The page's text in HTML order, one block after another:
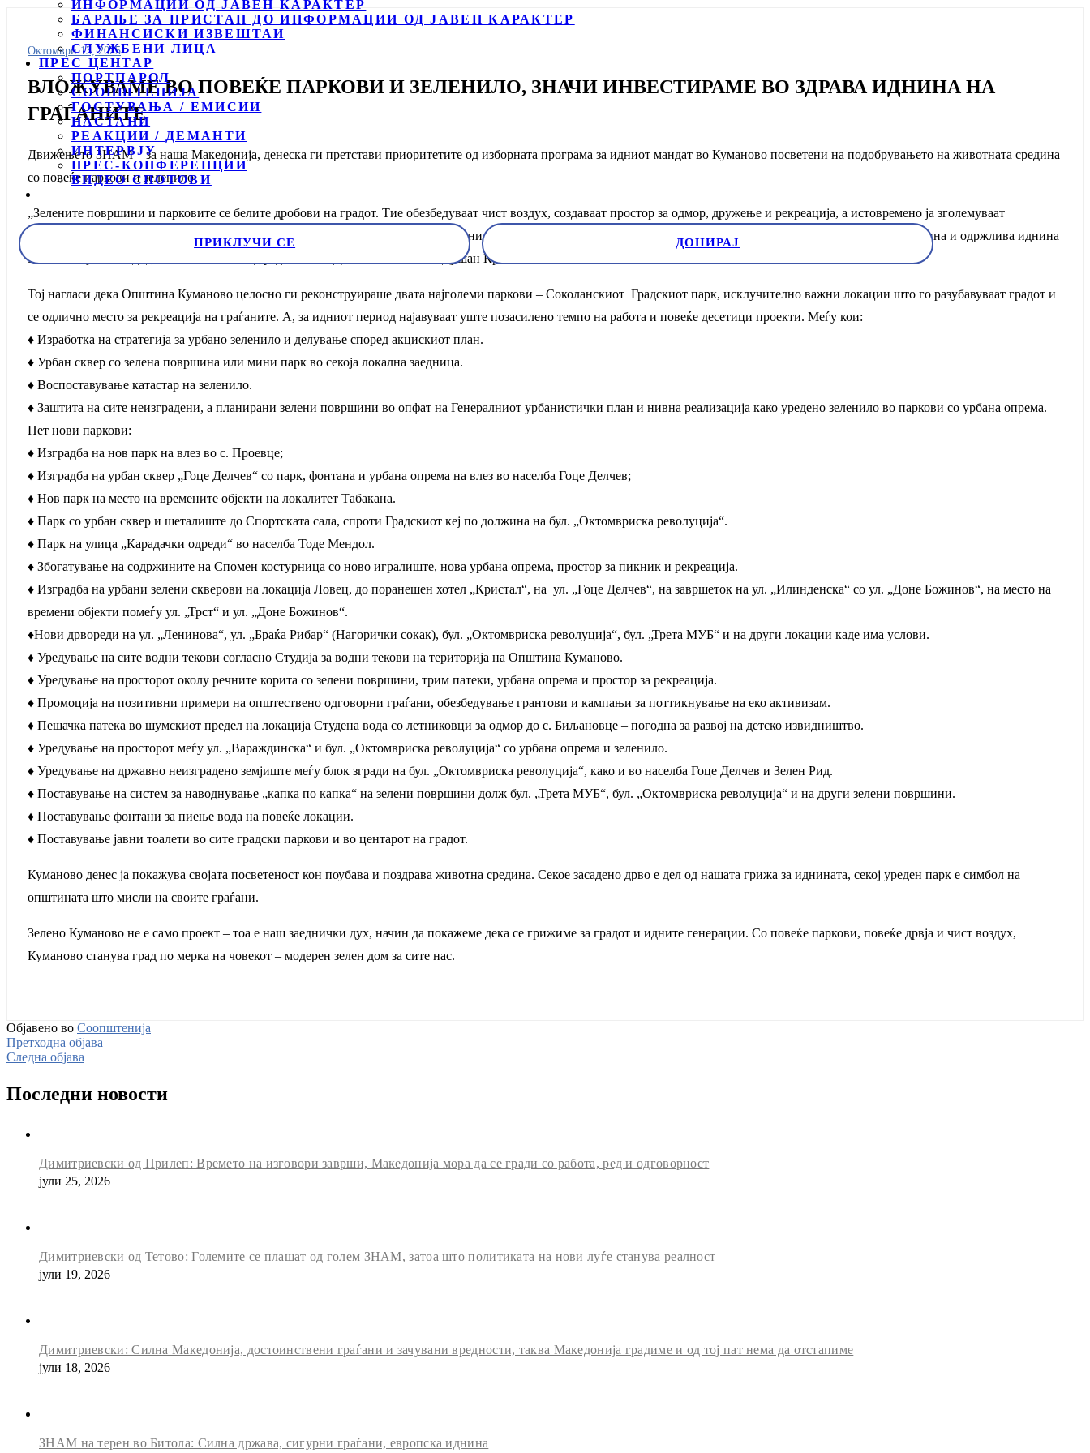
ИНФОРМАЦИИ ОД ЈАВЕН КАРАКТЕР
БАРАЊЕ ЗА ПРИСТАП ДО ИНФОРМАЦИИ ОД ЈАВЕН КАРАКТЕР
ФИНАНСИСКИ ИЗВЕШТАИ
СЛУЖБЕНИ ЛИЦА
ПРЕС ЦЕНТАР
ПОРТПАРОЛ
СООПШТЕНИЈА
ГОСТУВАЊА / ЕМИСИИ
НАСТАНИ
РЕАКЦИИ / ДЕМАНТИ
ИНТЕРВЈУ
ПРЕС-КОНФЕРЕНЦИИ
ВИДЕО СПОТОВИ
ПРИКЛУЧИ СЕ ДОНИРАЈ
Октомври 13, 2025
ВЛОЖУВАМЕ ВО ПОВЕЌЕ ПАРКОВИ И ЗЕЛЕНИЛО, ЗНАЧИ ИНВЕСТИРАМЕ ВО ЗДРАВА ИДНИНА НА
ГРАЃАНИТЕ
Движењето ЗНАМ – за наша Македонија, денеска ги претстави приоритетите од изборната програма за идниот мандат во Куманово посветени на подобрувањето на животната средина
со повеќе паркови и зеленило.
„Зелените површини и парковите се белите дробови на градот. Тие обезбедуваат чист воздух, создаваат простор за одмор, дружење и рекреација, а истовремено ја зголемуваат
убавината и квалитетот на урбаното живеење. Вложувањето во паркови и зелени површини значи инвестиција во здравјето на граѓаните, подобра животна средина и одржлива иднина
за сите“ изјави кандидатот за советник од редовите на Движењето ЗНАМ Душан Крстиќ.
Тој нагласи дека Општина Куманово целосно ги реконструираше двата најголеми паркови – Соколанскиот Градскиот парк, исклучително важни локации што го разубавуваат градот и
се одлично место за рекреација на граѓаните. А, за идниот период најавуваат уште позасилено темпо на работа и повеќе десетици проекти. Меѓу кои:
♦ Изработка на стратегија за урбано зеленило и делување според акцискиот план.
♦ Урбан сквер со зелена површина или мини парк во секоја локална заедница.
♦ Воспоставување катастар на зеленило.
♦ Заштита на сите неизградени, а планирани зелени површини во опфат на Генералниот урбанистички план и нивна реализација како уредено зеленило во паркови со урбана опрема.
Пет нови паркови:
♦ Изградба на нов парк на влез во с. Проевце;
♦ Изградба на урбан сквер „Гоце Делчев“ со парк, фонтана и урбана опрема на влез во населба Гоце Делчев;
♦ Нов парк на место на времените објекти на локалитет Табакана.
♦ Парк со урбан сквер и шеталиште до Спортската сала, спроти Градскиот кеј по должина на бул. „Октомвриска револуција“.
♦ Парк на улица „Карадачки одреди“ во населба Тоде Мендол.
♦ Збогатување на содржините на Спомен костурница со ново игралиште, нова урбана опрема, простор за пикник и рекреација.
♦ Изградба на урбани зелени скверови на локација Ловец, до поранешен хотел „Кристал“, на ул. „Гоце Делчев“, на завршеток на ул. „Илинденска“ со ул. „Доне Божинов“, на место на
времени објекти помеѓу ул. „Трст“ и ул. „Доне Божинов“.
♦Нови дрвореди на ул. „Ленинова“, ул. „Браќа Рибар“ (Нагорички сокак), бул. „Октомвриска револуција“, бул. „Трета МУБ“ и на други локации каде има услови.
♦ Уредување на сите водни текови согласно Студија за водни текови на територија на Општина Куманово.
♦ Уредување на просторот околу речните корита со зелени површини, трим патеки, урбана опрема и простор за рекреација.
♦ Промоција на позитивни примери на општествено одговорни граѓани, обезбедување грантови и кампањи за поттикнување на еко активизам.
♦ Пешачка патека во шумскиот предел на локација Студена вода со летниковци за одмор до с. Биљановце – погодна за развој на детско извидништво.
♦ Уредување на просторот меѓу ул. „Вараждинска“ и бул. „Октомвриска револуција“ со урбана опрема и зеленило.
♦ Уредување на државно неизградено земјиште меѓу блок згради на бул. „Октомвриска револуција“, како и во населба Гоце Делчев и Зелен Рид.
♦ Поставување на систем за наводнување „капка по капка“ на зелени површини долж бул. „Трета МУБ“, бул. „Октомвриска револуција“ и на други зелени површини.
♦ Поставување фонтани за пиење вода на повеќе локации.
♦ Поставување јавни тоалети во сите градски паркови и во центарот на градот.
Куманово денес ја покажува својата посветеност кон поубава и поздрава животна средина. Секое засадено дрво е дел од нашата грижа за иднината, секој уреден парк е симбол на
општината што мисли на своите граѓани.
Зелено Куманово не е само проект – тоа е наш заеднички дух, начин да покажеме дека се грижиме за градот и идните генерации. Со повеќе паркови, повеќе дрвја и чист воздух,
Куманово станува град по мерка на човекот – модерен зелен дом за сите нас.
Објавено во Соопштенија
Претходна објава
Следна објава
Последни новости
Димитриевски од Прилеп: Времето на изговори заврши, Македонија мора да се гради со работа, ред и одговорност
јули 25, 2026
Димитриевски од Тетово: Големите се плашат од голем ЗНАМ, затоа што политиката на нови луѓе станува реалност
јули 19, 2026
Димитриевски: Силна Македонија, достоинствени граѓани и зачувани вредности, таква Македонија градиме и од тој пат нема да отстапиме
јули 18, 2026
ЗНАМ на терен во Битола: Силна држава, сигурни граѓани, европска иднина